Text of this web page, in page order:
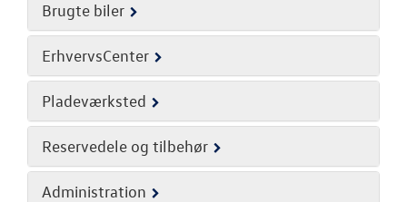
VÆRKSTED
RESERVEDELE
TILBEHØR
Brugte biler
ErhvervsCenter
Pladeværksted
Reservedele og tilbehør
Administration